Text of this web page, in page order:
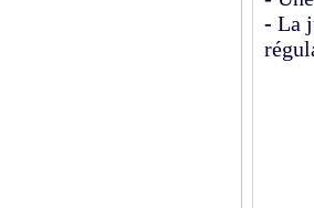
- La